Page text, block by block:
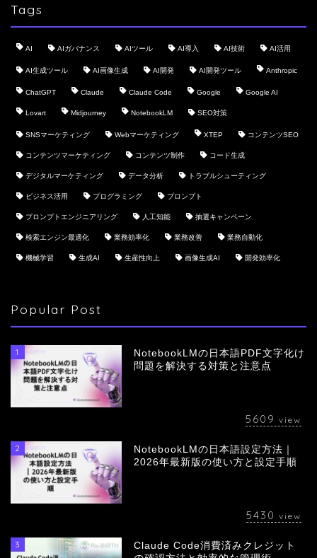
Tags
AI AIガバナンス AIツール AI導入 AI技術 AI活用
AI生成ツール AI画像生成 AI開発 AI開発ツール Anthropic
ChatGPT Claude Claude Code Google Google AI
Lovart Midjourney NotebookLM SEO対策
SNSマーケティング Webマーケティング XTEP コンテンツSEO
コンテンツマーケティング コンテンツ制作 コード生成
デジタルマーケティング データ分析 トラブルシューティング
ビジネス活用 プログラミング プロンプト
プロンプトエンジニアリング 人工知能 抽選キャンペーン
検索エンジン最適化 業務効率化 業務改善 業務自動化
機械学習 生成AI 生産性向上 画像生成AI 開発効率化
Popular Post
1
NotebookLMの日本語PDF文字化け
問題を解決する対策と注意点
5609 view
2
NotebookLMの日本語設定方法｜
2026年最新版の使い方と設定手順
5430 view
3
Claude Code消費済みクレジット
会社概要
採用情報